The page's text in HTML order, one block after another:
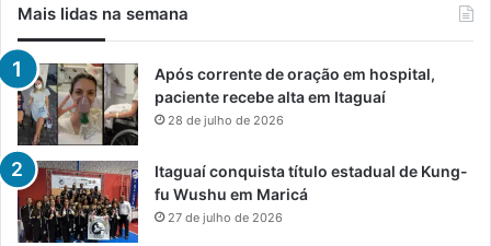
Mais lidas na semana
Após corrente de oração em hospital,
paciente recebe alta em Itaguaí
28 de julho de 2026
Itaguaí conquista título estadual de Kung-
fu Wushu em Maricá
27 de julho de 2026